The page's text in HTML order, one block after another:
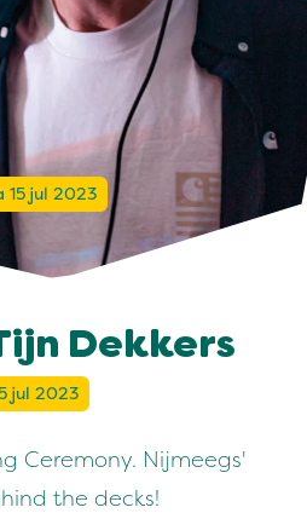
15 jul 2023
Dekkers
jul 2023
Ceremony. Nijmeegs'
the decks!